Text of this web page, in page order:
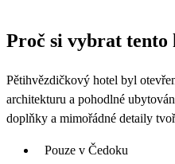
Proč si vybrat tento
Pětihvězdičkový hotel byl
architekturu a pohodlné
doplňky a mimořádné detaily
Pouze v Čedoku